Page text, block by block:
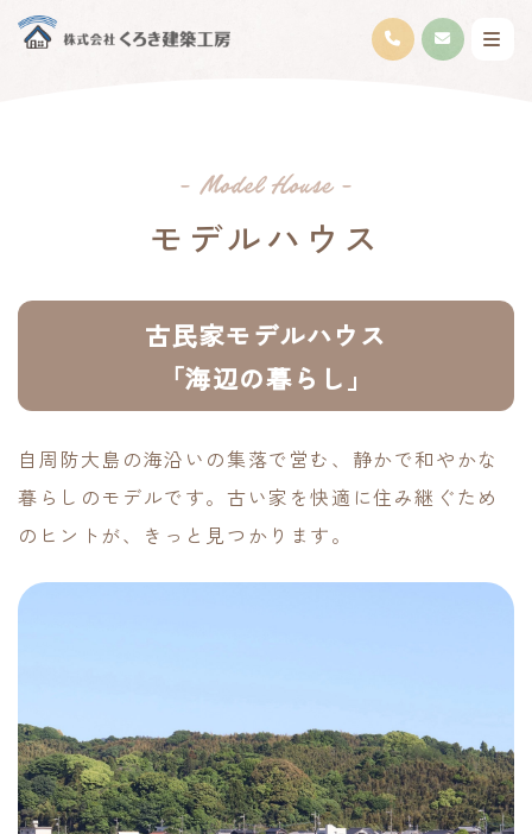
モデルハウス
古民家モデルハウス
「海辺の暮らし」
自周防大島の海沿いの集落で営む、静かで和やかな
暮らしのモデルです。古い家を快適に住み継ぐため
のヒントが、きっと見つかります。